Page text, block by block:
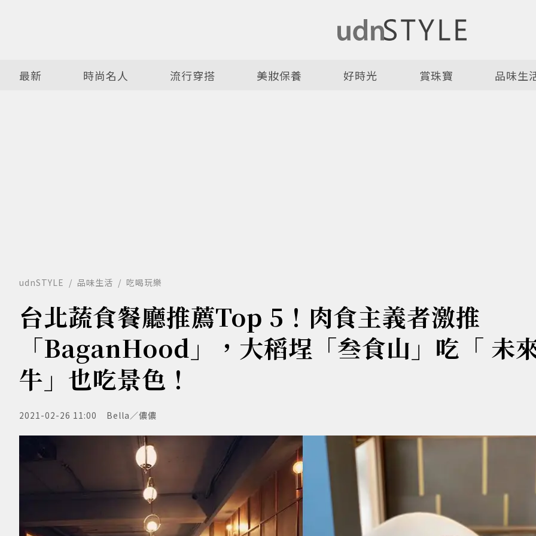
最新 時尚名人 流行穿搭 美妝保養 好時光 賞珠寶 品味生
udnSTYLE 品味生活 吃喝玩樂
台北蔬食餐廳推薦Top 5！肉食主義者激推
「BaganHood」，大稻埕「叁食山」吃「 未
牛」也吃景色！
2021-02-26 11:00 Bella／儂儂